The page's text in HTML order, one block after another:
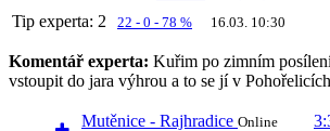
Tip experta: 2 22 - 0 - 78 % 16.03. 10:30
Komentář experta: Kuřim po zimním
vstoupit do jara výhrou a to se jí v
Mutěnice - Rajhradice Online